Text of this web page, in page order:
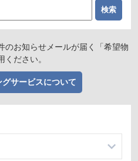
のお知らせメールが届く「希望物
ださい。
サービスについて